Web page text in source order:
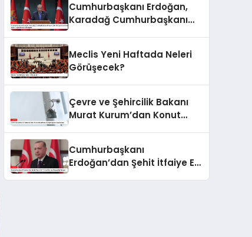
Cumhurbaşkanı Erdoğan,
Karadağ Cumhurbaşkanı
Gerçekleştirdi
Meclis Yeni Haftada Neleri
Görüşecek?
Çevre ve Şehircilik Bakanı
Murat Kurum’dan Konut
Cumhurbaşkanı
Erdoğan’dan Şehit İtfaiye Eri